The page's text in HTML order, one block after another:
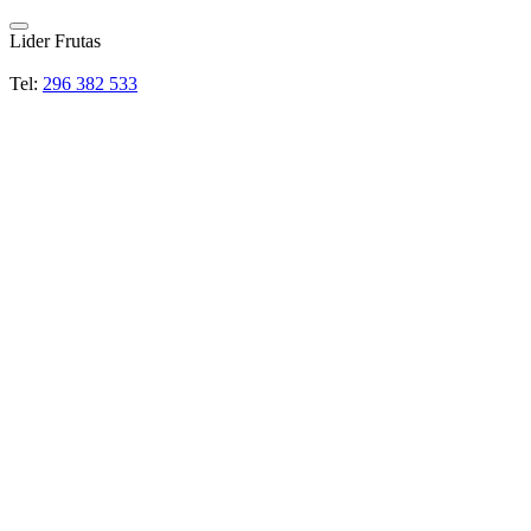
Lider Frutas
Tel: 296 382 533